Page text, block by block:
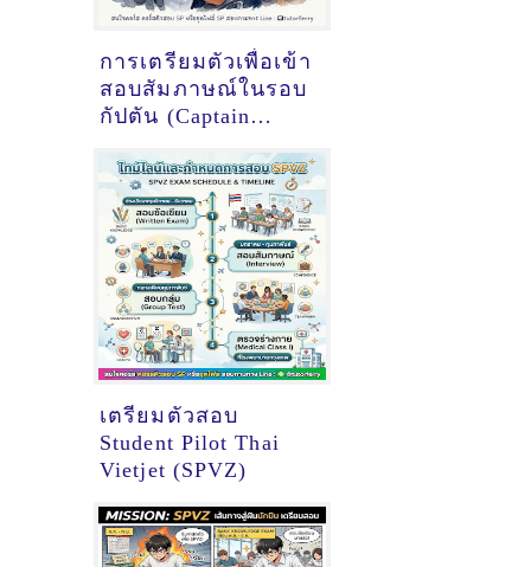
การเตรียมตัวเพื่อเข้า
สอบสัมภาษณ์ในรอบ
กัปตัน (Captain
นักบินฝึกหัด
การบินไทย (SPTG)
ให้ผ่านในครั้งเดียว
เตรียมตัวสอบ
Student Pilot Thai
Vietjet (SPVZ)